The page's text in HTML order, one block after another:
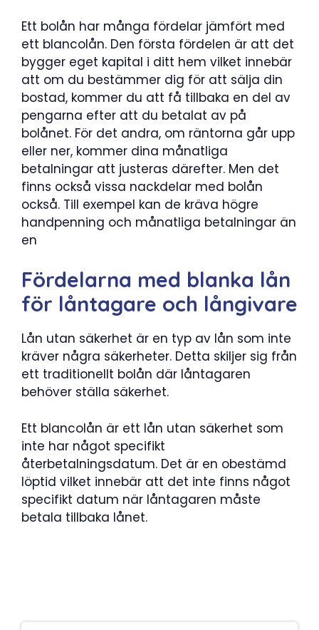
Ett bolån har många fördelar jämfört med
ett blancolån. Den första fördelen är att det
bygger eget kapital i ditt hem vilket innebär
att om du bestämmer dig för att sälja din
bostad, kommer du att få tillbaka en del av
pengarna efter att du betalat av på
bolånet. För det andra, om räntorna går upp
eller ner, kommer dina månatliga
betalningar att justeras därefter. Men det
finns också vissa nackdelar med bolån
också. Till exempel kan de kräva högre
handpenning och månatliga betalningar än
en
Fördelarna med blanka lån
för låntagare och långivare
Lån utan säkerhet är en typ av lån som inte
kräver några säkerheter. Detta skiljer sig från
ett traditionellt bolån där låntagaren
behöver ställa säkerhet.
Ett blancolån är ett lån utan säkerhet som
inte har något specifikt
återbetalningsdatum. Det är en obestämd
löptid vilket innebär att det inte finns något
specifikt datum när låntagaren måste
betala tillbaka lånet.